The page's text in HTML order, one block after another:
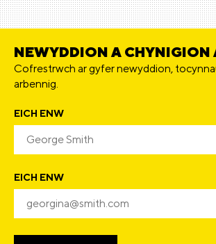
NEWYDDION A CHYNIGION
Cofrestrwch ar gyfer newyddion,
arbennig.
EICH ENW
EICH ENW